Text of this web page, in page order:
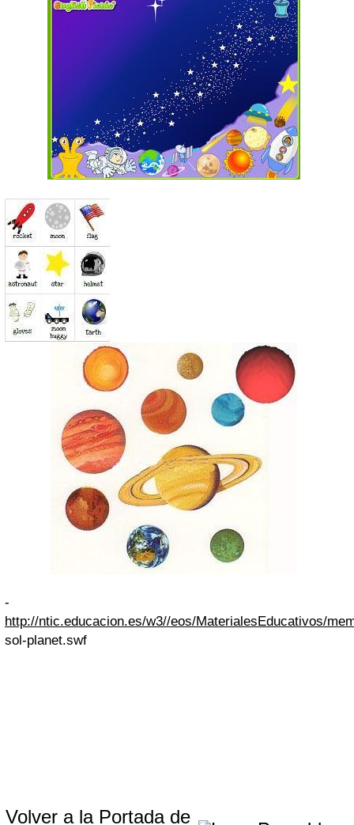
-
http://ntic.educacion.es/w3//eos/MaterialesEducativos/
sol-planet.swf
Volver a la Portada de